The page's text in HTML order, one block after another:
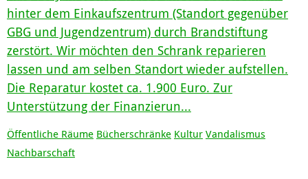
hinter dem Einkaufszentrum (Standort gegenüber
GBG und Jugendzentrum) durch Brandstiftung
zerstört. Wir möchten den Schrank reparieren
lassen und am selben Standort wieder aufstellen.
Die Reparatur kostet ca. 1.900 Euro. Zur
Unterstützung der Finanzierun...
Öffentliche Räume Bücherschränke Kultur Vandalismus
Nachbarschaft